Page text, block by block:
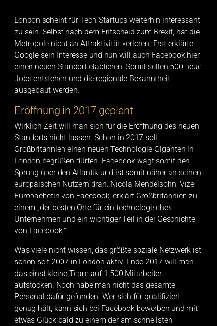
London scheint für Tech-Startups weiterhin interessant
zu sein. Selbst nach dem Entscheid zum Brexit, hat die
Metropole nicht an Attraktivität verloren. Erst erklärte
Google sein Interesse und nun will auch Facebook hier
einen neuen Standort etablieren. Somit sollen 500 neue
Jobs entstehen und die regionale Bekanntheit
ausgebaut werden.
Eröffnung in 2017 geplant
Wirklich Zeit will man sich für die Eröffnung des neuen
Standorts nicht lassen. Schon in 2017 soll
Großbritannien einen neuen Technologie-Giganten in
London begrüßen dürfen. Facebook wagt somit den
Sprung über den Atlantik und ist somit näher an seinen
europäischen Nutzern dran. Nicola Mendelsohn, Vize-
Europachefin von Facebook, erklärt Großbritannien zu
einem „der besten Orte für ein technologisches
Unternehmen und ein wichtiger Teil in der Geschichte
von Facebook.“
Was viele nicht wissen, das größte soziale Netzwerk ist
schon seit 2007 in London aktiv. Ende 2017 will man
das einst kleine Team auf 1.500 Mitarbeiter
aufstocken. Noch habe man nicht das gesamte
Personal dafür gefunden. Wer sich für qualifiziert
genug hält, kann sich bei Facebook bewerben und mit
etwas Glück bald zu einem der am schnellsten